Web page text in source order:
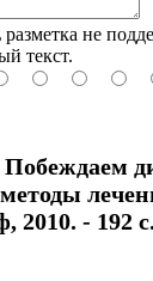
не
текст.
2010. - 192